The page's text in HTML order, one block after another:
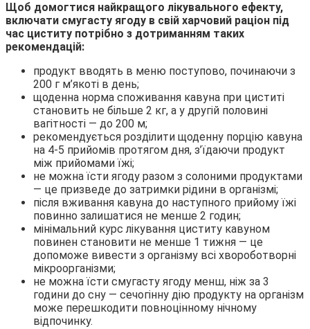
Щоб домогтися найкращого лікувального ефекту,
включати смугасту ягоду в свій харчовий раціон під
час циститу потрібно з дотриманням таких
рекомендацій:
продукт вводять в меню поступово, починаючи з
200 г м’якоті в день;
щоденна норма споживання кавуна при циститі
становить не більше 2 кг, а у другій половині
вагітності — до 200 м;
рекомендується розділити щоденну порцію кавуна
на 4-5 прийомів протягом дня, з’їдаючи продукт
між прийомами їжі;
не можна їсти ягоду разом з солоними продуктами
— це призведе до затримки рідини в організмі;
після вживання кавуна до наступного прийому їжі
повинно залишатися не менше 2 годин;
мінімальний курс лікування циститу кавуном
повинен становити не менше 1 тижня — це
допоможе вивести з організму всі хвороботворні
мікроорганізми;
не можна їсти смугасту ягоду менш, ніж за 3
години до сну — сечогінну дію продукту на організм
може перешкодити повноцінному нічному
відпочинку.